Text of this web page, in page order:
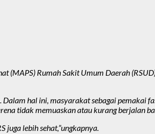
(MAPS) Rumah Sakit Umum Daerah
hal ini, masyarakat sebagai pemakai
tidak memuaskan atau kurang berjalan
lebih sehat,”ungkapnya.